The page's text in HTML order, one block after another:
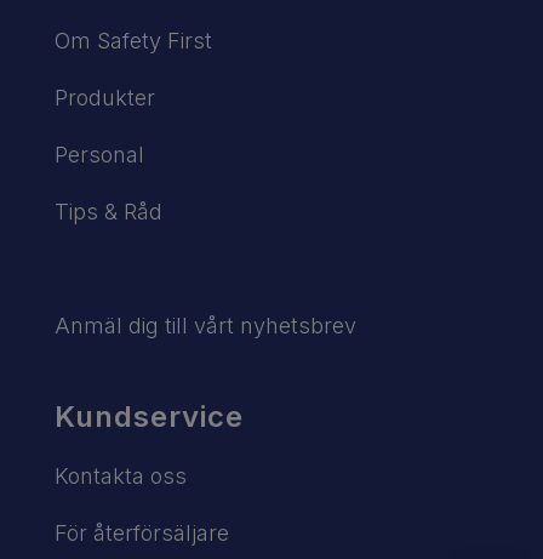
Om Safety First
Produkter
Personal
Tips & Råd
Anmäl dig till vårt nyhetsbrev
Kundservice
Kontakta oss
För återförsäljare